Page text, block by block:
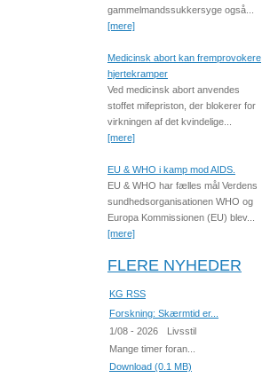
gammelmandssukkersyge også...
[mere]
Medicinsk abort kan fremprovokere
hjertekramper
Ved medicinsk abort anvendes
stoffet mifepriston, der blokerer for
virkningen af det kvindelige...
[mere]
EU & WHO i kamp mod AIDS.
EU & WHO har fælles mål Verdens
sundhedsorganisationen WHO og
Europa Kommissionen (EU) blev...
[mere]
FLERE NYHEDER
KG RSS
Forskning: Skærmtid er...
1/08 - 2026
Livsstil
Mange timer foran...
Download (0.1 MB)